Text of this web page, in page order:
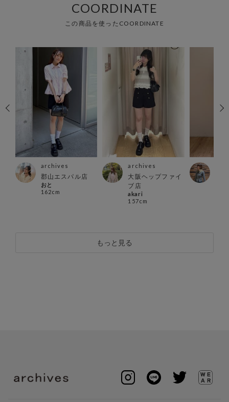
COORDINATE
この商品を使ったCOORDINATE
archives
郡山エスパル店
おと
162cm
archives
大阪ヘップファイ
ブ店
akari
157cm
もっと見る